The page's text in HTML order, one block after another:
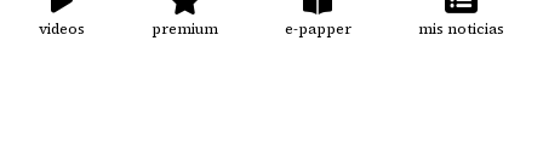
videos premium e-papper mis noticias